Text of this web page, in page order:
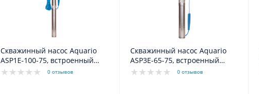
Скважинный насос Aquario
ASP1E-100-75, встроенный
конденсатор, кабель 1.5м
0 отзывов
Скважинный насос Aquario
ASP3E-65-75, встроенный
конденсатор, кабель 1.5м
0 отзывов